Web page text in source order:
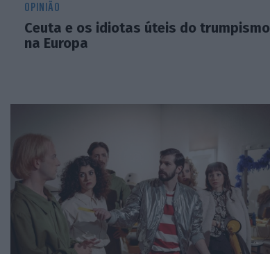
OPINIÃO
Ceuta e os idiotas úteis do trumpismo
na Europa